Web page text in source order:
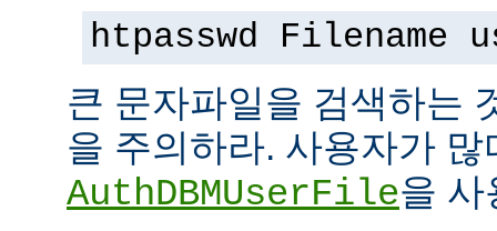
htpasswd Filename
큰 문자파일을 검색하는
을 주의하라. 사용자가 많
AuthDBMUserFile을 사